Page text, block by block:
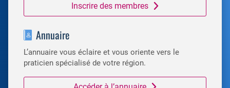
Inscrire des membres
Annuaire
L’annuaire vous éclaire et vous oriente vers le
praticien spécialisé de votre région.